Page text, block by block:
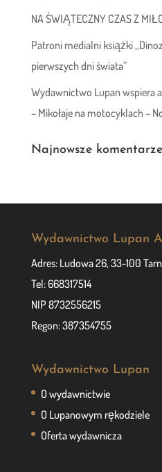
NA ŚWIĄTECZNY CZAS Z
Patroni medialni książki
pierwszych dni świata”
Wydawnictwo Lupan wspiera
– Mikołaje na motocyklach –
Najnowsze komentarze
Wydawnictwo Lupan
Adres: Ludowa 26, 33-100
Tel: 668317514
NIP 8732556215
Regon: 387354755
Wydawnictwo Lupan
O wydawnictwie
O Lupanowym rękodziele
Oferta wydawnicza